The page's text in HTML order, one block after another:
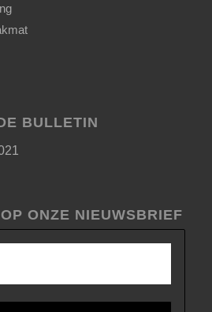
BULLETIN
ONZE NIEUWSBRIEF